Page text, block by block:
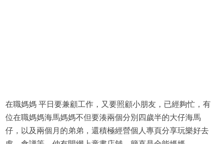
在職媽媽 平日要兼顧工作，又要照顧小朋友，已經夠忙，有
位在職媽媽海馬媽媽不但要湊兩個分別四歲半的大仔海馬
仔，以及兩個月的弟弟，還積極經營個人專頁分享玩樂好去